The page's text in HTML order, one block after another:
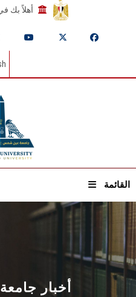
أهلاً بك
القائمة
أخبار